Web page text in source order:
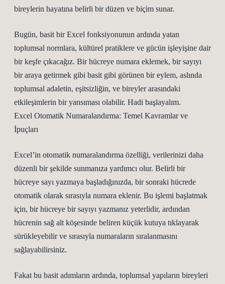
bireylerin hayatına belirli bir düzen ve biçim sunar.
Bugün, basit bir Excel fonksiyonunun ardında yatan
toplumsal normlara, kültürel pratiklere ve gücün işleyişine dair
bir keşfe çıkacağız. Bir hücreye numara eklemek, bir sayıyı
bir araya getirmek gibi basit gibi görünen bir eylem, aslında
toplumsal adaletin, eşitsizliğin, ve bireyler arasındaki
etkileşimlerin bir yansıması olabilir. Hadi başlayalım.
Excel Otomatik Numaralandırma: Temel Kavramlar ve
İpuçları
Excel’in otomatik numaralandırma özelliği, verilerinizi daha
düzenli bir şekilde sunmanıza yardımcı olur. Belirli bir
hücreye sayı yazmaya başladığınızda, bir sonraki hücrede
otomatik olarak sırasıyla numara eklenir. Bu işlemi başlatmak
için, bir hücreye bir sayıyı yazmanız yeterlidir, ardından
hücrenin sağ alt köşesinde beliren küçük kutuya tıklayarak
sürükleyebilir ve sırasıyla numaraların sıralanmasını
sağlayabilirsiniz.
Fakat bu basit adımların ardında, toplumsal yapıların bireyleri